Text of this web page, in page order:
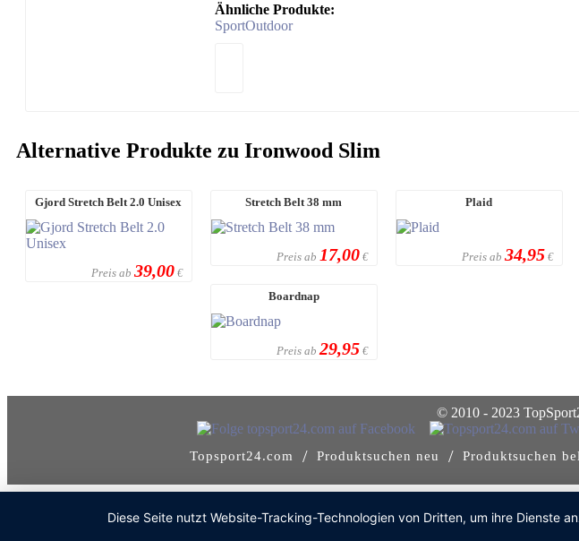
Ähnliche Produkte:
SportOutdoor
Alternative Produkte zu Ironwood Slim
Gjord Stretch Belt 2.0 Unisex
Preis ab 39,00€
Stretch Belt 38 mm
Preis ab 17,00€
Plaid
Preis ab 34,95 €
Boardnap
Preis ab 29,95 €
© 2010 - 2023
Topsport24.com / Produktsuchen neu / Produktsuchen
Diese Seite nutzt Website-Tracking-Technologien von Dritten, um ihre Dienste